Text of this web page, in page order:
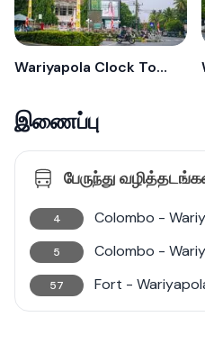
Wariyapola Clock Tower
இணைப்பு
பேருந்து
4 Colombo -
5 Colombo -
57 Fort -